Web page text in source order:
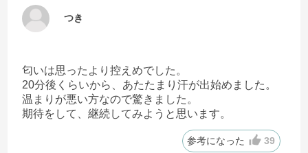
つき
匂いは思ったより控えめでした。
20分後くらいから、あたたまり汗が出始めました。
温まりが悪い方なので驚きました。
期待をして、継続してみようと思います。
参考になった 39